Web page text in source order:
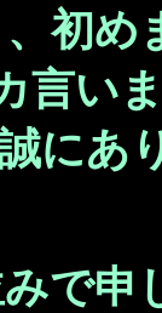
初め
言い
にあ
で申